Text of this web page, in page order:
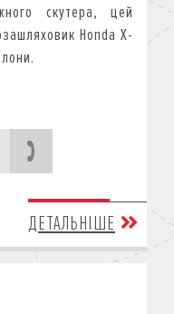
скутера, цей
Honda X-
ДЕТАЛЬНІШЕ